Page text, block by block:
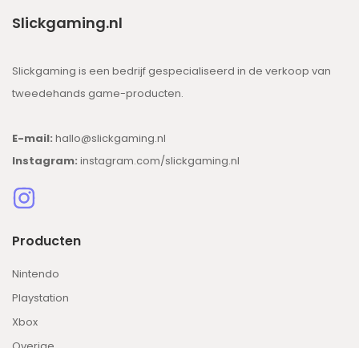
Slickgaming.nl
Slickgaming is een bedrijf gespecialiseerd in de verkoop van
tweedehands game-producten.
E-mail: hallo@slickgaming.nl
Instagram: instagram.com/slickgaming.nl
Producten
Nintendo
Playstation
Xbox